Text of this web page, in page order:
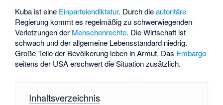
Kuba ist eine Einparteiendiktatur. Durch dieautoritäre
Regierung kommt es regelmäßig zu schwerwiegenden
Verletzungen der Menschenrechte. Die Wirtschaft ist
schwach und der allgemeine Lebensstandard niedrig.
Große Teile der Bevölkerung leben in Armut. Das Embargo
seitens der USA erschwert die Situation zusätzlich.
Inhaltsverzeichnis